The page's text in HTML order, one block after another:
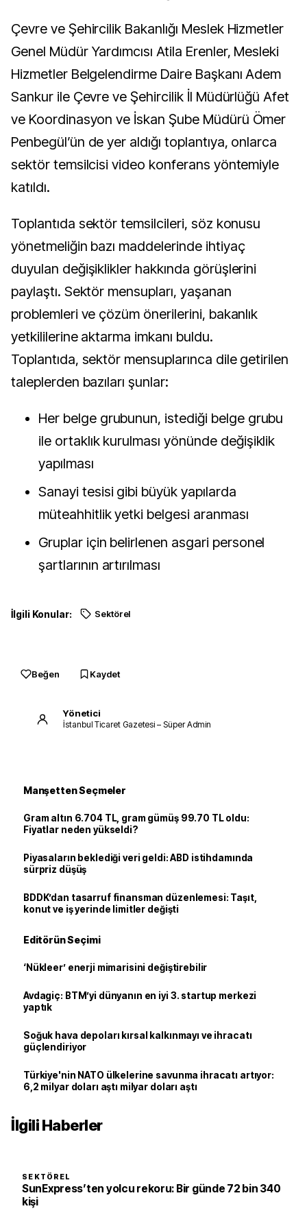
Çevre ve Şehircilik Bakanlığı Meslek Hizmetler
Genel Müdür Yardımcısı Atila Erenler, Mesleki
Hizmetler Belgelendirme Daire Başkanı Adem
Sankur ile Çevre ve Şehircilik İl Müdürlüğü Afet
ve Koordinasyon ve İskan Şube Müdürü Ömer
Penbegül’ün de yer aldığı toplantıya, onlarca
sektör temsilcisi video konferans yöntemiyle
katıldı.
Toplantıda sektör temsilcileri, söz konusu
yönetmeliğin bazı maddelerinde ihtiyaç
duyulan değişiklikler hakkında görüşlerini
paylaştı. Sektör mensupları, yaşanan
problemleri ve çözüm önerilerini, bakanlık
yetkililerine aktarma imkanı buldu.
Toplantıda, sektör mensuplarınca dile getirilen
taleplerden bazıları şunlar:
Her belge grubunun, istediği belge grubu
ile ortaklık kurulması yönünde değişiklik
yapılması
Sanayi tesisi gibi büyük yapılarda
müteahhitlik yetki belgesi aranması
Gruplar için belirlenen asgari personel
şartlarının artırılması
İlgili Konular: Sektörel
Beğen Kaydet
Yönetici
İstanbul Ticaret Gazetesi – Süper Admin
Manşetten Seçmeler
Gram altın 6.704 TL, gram gümüş 99.70 TL oldu:
Fiyatlar neden yükseldi?
Piyasaların beklediği veri geldi: ABD istihdamında
sürpriz düşüş
BDDK’dan tasarruf finansman düzenlemesi: Taşıt,
konut ve iş yerinde limitler değişti
Editörün Seçimi
‘Nükleer’ enerji mimarisini değiştirebilir
Avdagiç: BTM’yi dünyanın en iyi 3. startup merkezi
yaptık
Soğuk hava depoları kırsal kalkınmayı ve ihracatı
güçlendiriyor
Türkiye'nin NATO ülkelerine savunma ihracatı artıyor:
6,2 milyar doları aştı milyar doları aştı
İlgili Haberler
SEKTÖREL
SunExpress’ten yolcu rekoru: Bir günde 72 bin 340
kişi